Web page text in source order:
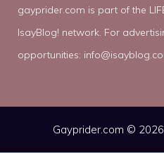
gayprider.com is part of the
IsayBlog! network. For
opportunities:
Gayprider.com ©